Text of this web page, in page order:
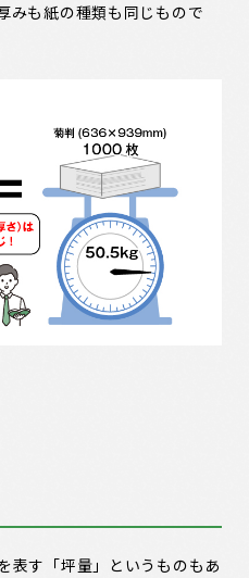
みも紙の種類も同じもので
表す「坪量」というものもあ